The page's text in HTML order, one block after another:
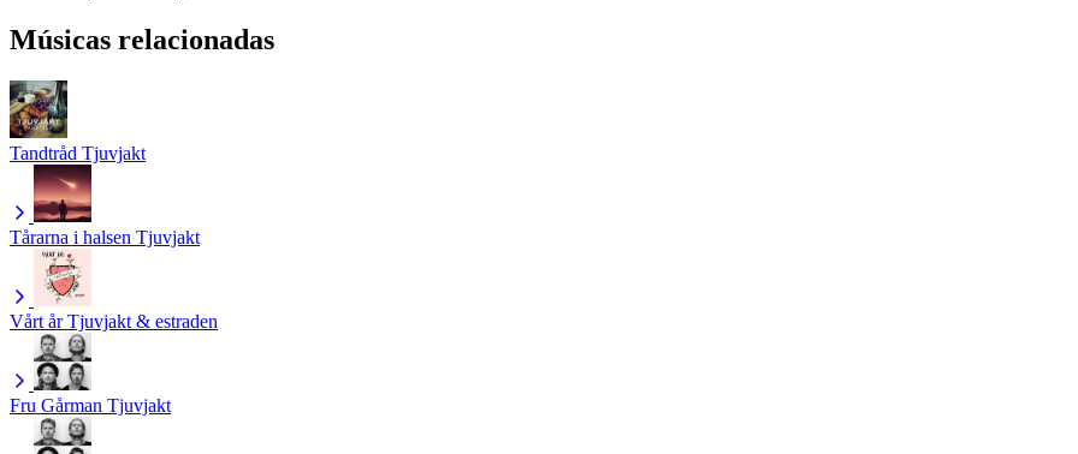
Músicas relacionadas
Tandtråd Tjuvjakt
Tårarna i halsen Tjuvjakt
Vårt år Tjuvjakt & estraden
Fru Gårman Tjuvjakt